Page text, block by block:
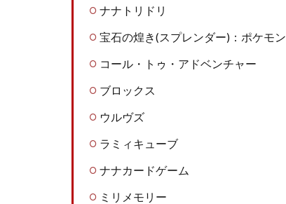
ナナトリドリ
宝石の煌き(スプレンダー)：ポケモン
コール・トゥ・アドベンチャー
ブロックス
ウルヴズ
ラミィキューブ
ナナカードゲーム
ミリメモリー